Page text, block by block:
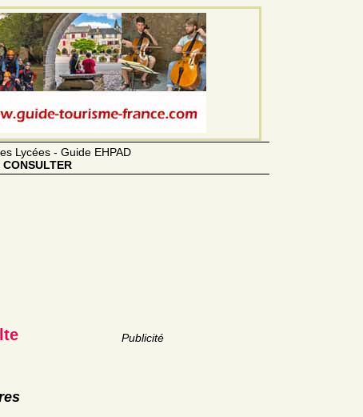
Lycées - Guide EHPAD
CONSULTER
Publicité